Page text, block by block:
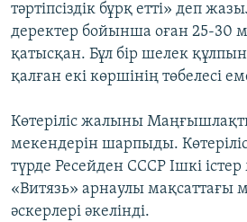
тәртіпсіздік бұрқ етті» деп
деректер бойынша оған 25-30
қатысқан. Бұл бір шелек
қалған екі көршінің төбелесі
Көтеріліс жалыны
мекендерін шарпыды.
түрде Ресейден СССР Ішкі істер
«Витязь» арнаулы
әскерлері әкелінді.